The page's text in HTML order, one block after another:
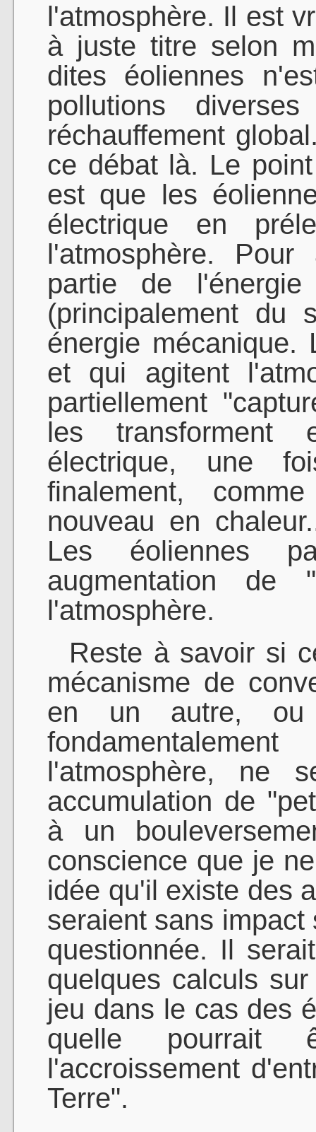
l'atmosphère. Il est
à juste titre selon
dites éoliennes
pollutions
réchauffement
ce débat là. Le
est que les
électrique en
l'atmosphère.
partie de
(principalement du
énergie mécanique.
et qui agitent
partiellement
les transforment
électrique, une
finalement,
nouveau en
Les éoliennes
augmentation de
l'atmosphère.
Reste à savoir si
mécanisme de
en un autre,
l'atmosphère, ne
accumulation de
à un
conscience que je
idée qu'il existe des
seraient sans
questionnée. Il
quelques calculs
jeu dans le cas des
quelle
l'accroissement
Terre".